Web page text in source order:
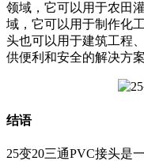
领域，它可以用于农田
域，它可以用于制作化
头也可以用于建筑工程
供便利和安全的解决方案
结语
25变20三通PVC接头是